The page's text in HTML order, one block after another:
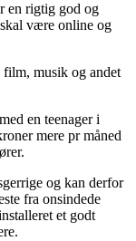
en rigtig god og
være online og
film, musik og andet
en teenager i
mere pr måned
og kan derfor
fra onsindede
et godt